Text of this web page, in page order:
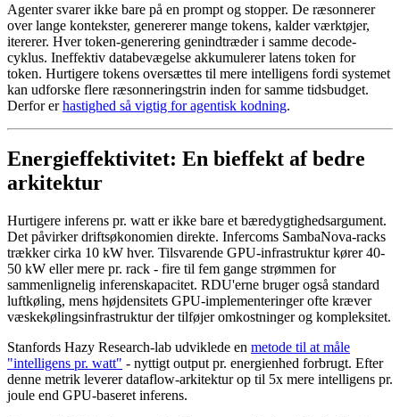
Agenter svarer ikke bare på en prompt og stopper. De ræsonnerer
over lange kontekster, genererer mange tokens, kalder værktøjer,
itererer. Hver token-generering genindtræder i samme decode-
cyklus. Ineffektiv databevægelse akkumulerer latens token for
token. Hurtigere tokens oversættes til mere intelligens fordi systemet
kan udforske flere ræsonneringstrin inden for samme tidsbudget.
Derfor er hastighed så vigtig for agentisk kodning.
Energieffektivitet: En bieffekt af bedre
arkitektur
Hurtigere inferens pr. watt er ikke bare et bæredygtighedsargument.
Det påvirker driftsøkonomien direkte. Infercoms SambaNova-racks
trækker cirka 10 kW hver. Tilsvarende GPU-infrastruktur kører 40-
50 kW eller mere pr. rack - fire til fem gange strømmen for
sammenlignelig inferenskapacitet. RDU'erne bruger også standard
luftkøling, mens højdensitets GPU-implementeringer ofte kræver
væskekølingsinfrastruktur der tilføjer omkostninger og kompleksitet.
Stanfords Hazy Research-lab udviklede en metode til at måle
"intelligens pr. watt" - nyttigt output pr. energienhed forbrugt. Efter
denne metrik leverer dataflow-arkitektur op til 5x mere intelligens pr.
joule end GPU-baseret inferens.